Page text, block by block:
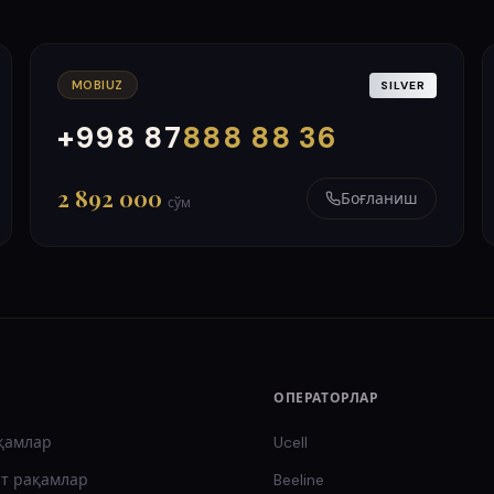
MOBIUZ SILVER
+998 87888 88 36
000
999
2 892 000 сўм Боғланиш
рақамлар
ОПЕРАТОРЛАР
Ucell
Beeline